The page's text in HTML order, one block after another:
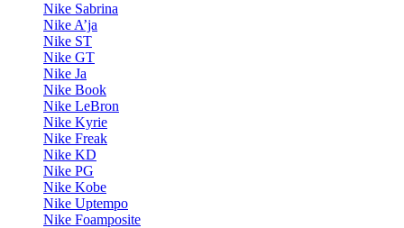
Nike Sabrina
Nike A’ja
Nike ST
Nike GT
Nike Ja
Nike Book
Nike LeBron
Nike Kyrie
Nike Freak
Nike KD
Nike PG
Nike Kobe
Nike Uptempo
Nike Foamposite